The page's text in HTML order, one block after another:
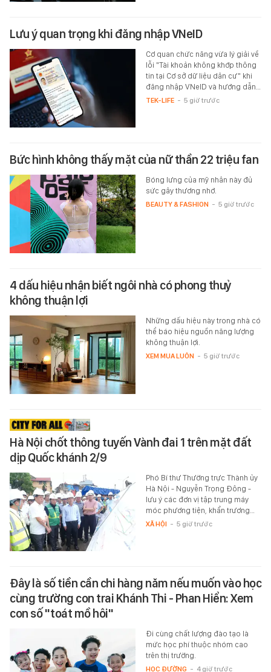
Lưu ý quan trọng khi đăng nhập VNeID
Cơ quan chức năng vừa lý giải về
lỗi "Tài khoản không khớp thông
tin tại Cơ sở dữ liệu dân cư" khi
đăng nhập VNeID và hướng dẫn…
TEK-LIFE - 5 giờ trước
Bức hình không thấy mặt của nữ thần 22 triệu fan
Bóng lưng của mỹ nhân này đủ
sức gây thương nhớ.
BEAUTY & FASHION - 5 giờ trước
4 dấu hiệu nhận biết ngôi nhà có phong thuỷ
không thuận lợi
Những dấu hiệu này trong nhà có
thể báo hiệu nguồn năng lượng
không thuận lợi.
XEM MUA LUÔN - 5 giờ trước
Hà Nội chốt thông tuyến Vành đai 1 trên mặt đất
dịp Quốc khánh 2/9
Phó Bí thư Thường trực Thành ủy
Hà Nội - Nguyễn Trọng Đông -
lưu ý các đơn vị tập trung máy
móc phương tiện, khẩn trương…
XÃ HỘI - 5 giờ trước
Đây là số tiền cần chi hàng năm nếu muốn vào học
cùng trường con trai Khánh Thi - Phan Hiển: Xem
con số "toát mồ hôi"
Đi cùng chất lượng đào tạo là
mức học phí thuộc nhóm cao
trên thị trường.
HỌC ĐƯỜNG - 4 giờ trước